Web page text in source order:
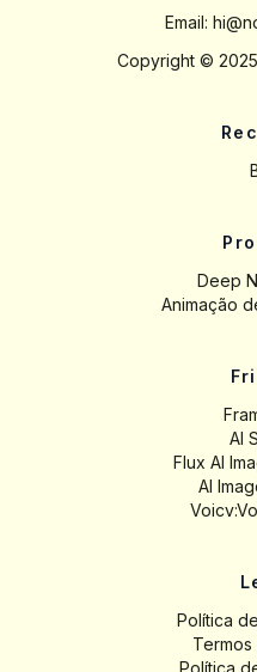
Email:
Copyright © 2025
Deep
Animação
AI
Flux AI
AI
Política
Política